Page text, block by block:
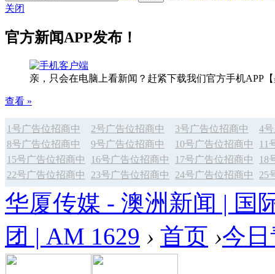
关闭
官方新闻APP发布！
亲，只会在电脑上看新闻？赶紧下载我们官方手机APP
查看 »
1号广告位招商中 2号广告位招商中 3号广告位招商中
4
8号广告位招商中
9号广告位招商中 10号广告位招商中
11
15号广告位招商中
16号广告位招商中 17号广告位招商中
18
22号广告位招商中
23号广告位招商中 24号广告位招商中 25
华厦传媒 - 澳洲新闻 | 国
团 | AM 1629 › 首页 ›今